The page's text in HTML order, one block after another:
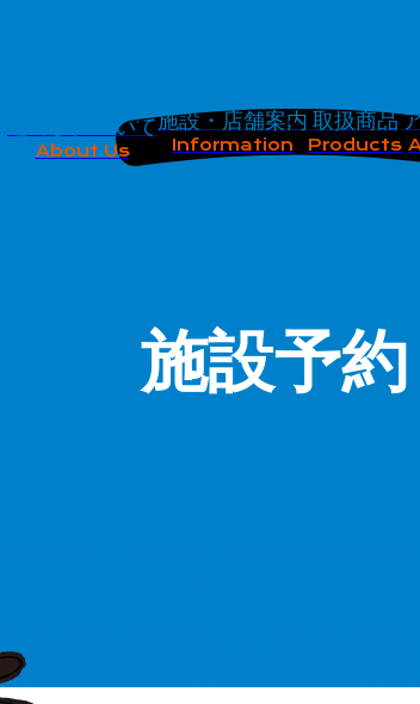
道の駅について
About Us
施設・店舗案内
Information
取扱商品
Products
施設予約